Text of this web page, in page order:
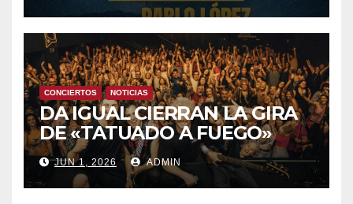
CONCIERTOS NOTICIAS
DA IGUAL CIERRAN LA GIRA
DE «TATUADO A FUEGO»
CON UN LLENO EN LA SALA
DEL MOVISTAR ARENA DE
MADRID
JUN 1, 2026 ADMIN